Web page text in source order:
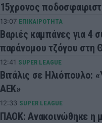
15χρονος
13:07 ΕΠΙΚΑΙΡΟΤΗΤΑ
Βαριές καμπάνες για 4
παράνομου τζόγου στη
12:41 SUPER LEAGUE
Βιτάλις σε Ηλιόπουλο:
ΑΕΚ»
12:33 SUPER LEAGUE
ΠΑΟΚ: Ανακοινώθηκε η